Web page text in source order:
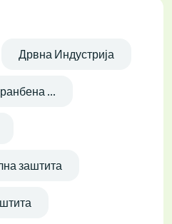
Дрвна Индустрија
...
заштита